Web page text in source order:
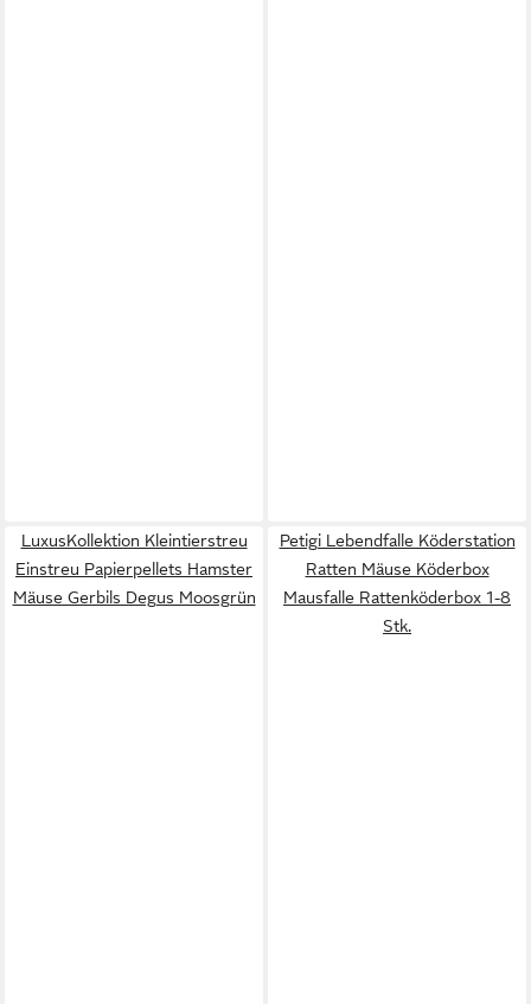
LuxusKollektion Kleintierstreu
Einstreu Papierpellets Hamster
Mäuse Gerbils Degus Moosgrün
Petigi Lebendfalle Köderstation
Ratten Mäuse Köderbox
Mausfalle Rattenköderbox 1-8
Stk.